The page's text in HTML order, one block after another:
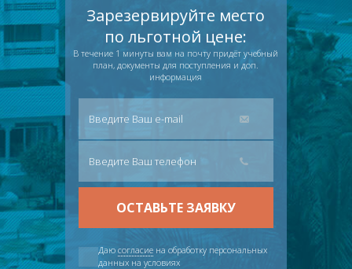
Зарезервируйте место
по льготной цене:
В течение 1 минуты вам на почту придёт учебный
план, документы для поступления и доп.
информация
Даюсогласие на обработку персональных
данных на условиях